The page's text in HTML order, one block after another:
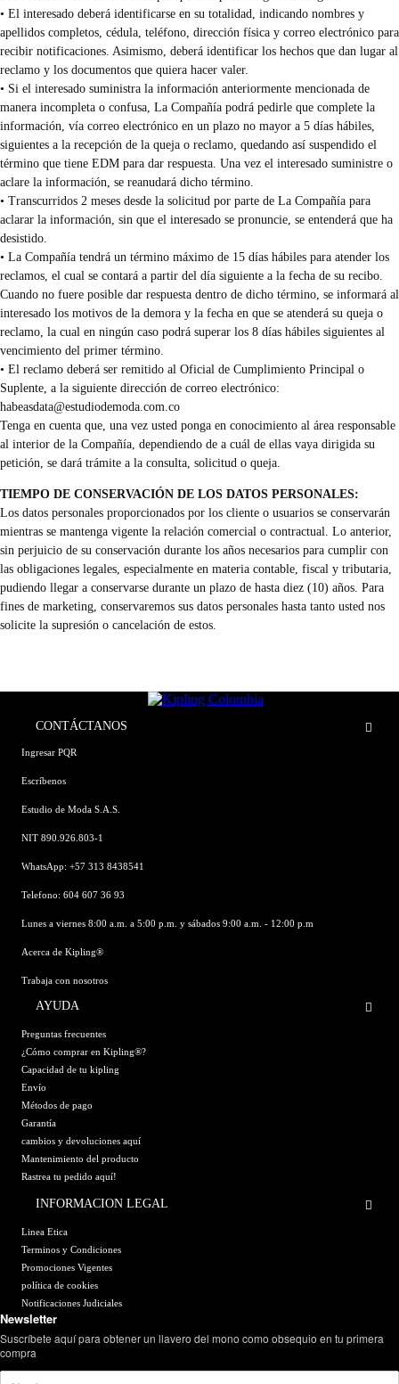
• El interesado deberá identificarse en su totalidad, indicando nombres y
apellidos completos, cédula, teléfono, dirección física y correo electrónico para
recibir notificaciones. Asimismo, deberá identificar los hechos que dan lugar al
reclamo y los documentos que quiera hacer valer.
• Si el interesado suministra la información anteriormente mencionada de
manera incompleta o confusa, La Compañía podrá pedirle que complete la
información, vía correo electrónico en un plazo no mayor a 5 días hábiles,
siguientes a la recepción de la queja o reclamo, quedando así suspendido el
término que tiene EDM para dar respuesta. Una vez el interesado suministre o
aclare la información, se reanudará dicho término.
• Transcurridos 2 meses desde la solicitud por parte de La Compañía para
aclarar la información, sin que el interesado se pronuncie, se entenderá que ha
desistido.
• La Compañía tendrá un término máximo de 15 días hábiles para atender los
reclamos, el cual se contará a partir del día siguiente a la fecha de su recibo.
Cuando no fuere posible dar respuesta dentro de dicho término, se informará al
interesado los motivos de la demora y la fecha en que se atenderá su queja o
reclamo, la cual en ningún caso podrá superar los 8 días hábiles siguientes al
vencimiento del primer término.
• El reclamo deberá ser remitido al Oficial de Cumplimiento Principal o
Suplente, a la siguiente dirección de correo electrónico:
habeasdata@estudiodemoda.com.co
Tenga en cuenta que, una vez usted ponga en conocimiento al área responsable
al interior de la Compañía, dependiendo de a cuál de ellas vaya dirigida su
petición, se dará trámite a la consulta, solicitud o queja.
TIEMPO DE CONSERVACIÓN DE LOS DATOS PERSONALES:
Los datos personales proporcionados por los cliente o usuarios se conservarán
mientras se mantenga vigente la relación comercial o contractual. Lo anterior,
sin perjuicio de su conservación durante los años necesarios para cumplir con
las obligaciones legales, especialmente en materia contable, fiscal y tributaria,
pudiendo llegar a conservarse durante un plazo de hasta diez (10) años. Para
fines de marketing, conservaremos sus datos personales hasta tanto usted nos
solicite la supresión o cancelación de estos.
CONTÁCTANOS
Ingresar PQR
Escríbenos
Estudio de Moda S.A.S.
NIT 890.926.803-1
WhatsApp: +57 313 8438541
Telefono: 604 607 36 93
Lunes a viernes 8:00 a.m. a 5:00 p.m. y sábados 9:00 a.m. - 12:00 p.m
Acerca de Kipling®
Trabaja con nosotros
AYUDA
Preguntas frecuentes
¿Cómo comprar en Kipling®?
Capacidad de tu kipling
Envío
Métodos de pago
Garantía
cambios y devoluciones aquí
Mantenimiento del producto
Rastrea tu pedido aquí!
INFORMACION LEGAL
Linea Etica
Terminos y Condiciones
Promociones Vigentes
política de cookies
Notificaciones Judiciales
Newsletter
Suscríbete aquí para obtener un llavero del mono como obsequio en tu primera
compra